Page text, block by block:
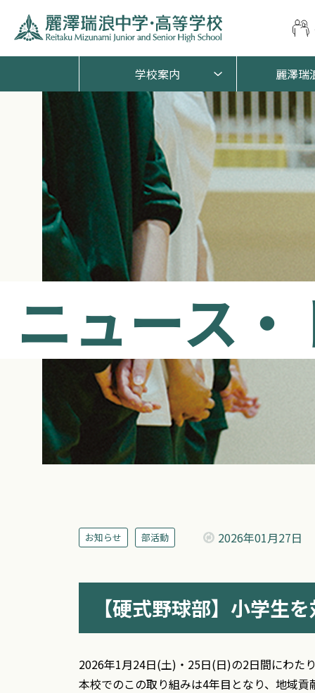
学校案内 麗澤瑞
ニュース
お知らせ 部活動 2026年01月27日
【硬式野球部】小学生
2026年1月24日(土)・25日(日)の2日間にわた
本校でのこの取り組みは4年目となり、 地域貢